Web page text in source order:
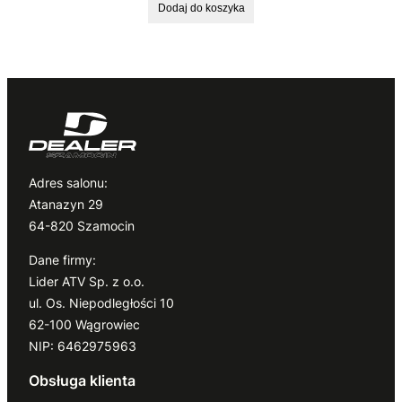
Dodaj do koszyka
Adres salonu:
Atanazyn 29
64-820 Szamocin
Dane firmy:
Lider ATV Sp. z o.o.
ul. Os. Niepodległości 10
62-100 Wągrowiec
NIP: 6462975963
Obsługa klienta